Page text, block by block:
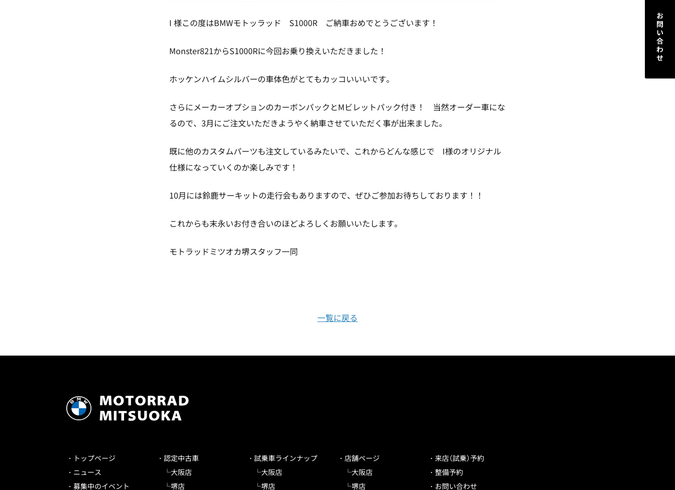
I 様この度はBMWモトッラッド S1000R ご納車おめでとうございます！
Monster821からS1000Rに今回お乗り換えいただきました！
ホッケンハイムシルバーの車体色がとてもカッコいいいです。
さらにメーカーオプションのカーボンパックとMビレットパック付き！ 当然オーダー車にな
るので、3月にご注文いただきようやく納車させていただく事が出来ました。
既に他のカスタムパーツも注文しているみたいで、これからどんな感じで I様のオリジナル
仕様になっていくのか楽しみです！
10月には鈴鹿サーキットの走行会もありますので、ぜひご参加お待ちしております！！
これからも末永いお付き合いのほどよろしくお願いいたします。
モトラッドミツオカ堺スタッフ一同
一覧に戻る
トップページ
ニュース
募集中のイベント
認定中古車
大阪店
堺店
試乗車ラインナップ
大阪店
堺店
店舗ページ
大阪店
堺店
来店（試乗）予約
整備予約
お問い合わせ